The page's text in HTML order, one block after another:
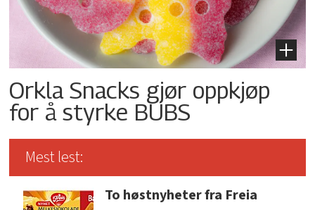
Orkla Snacks gjør oppkjøp
for å styrke BUBS
Mest lest:
To høstnyheter fra Freia